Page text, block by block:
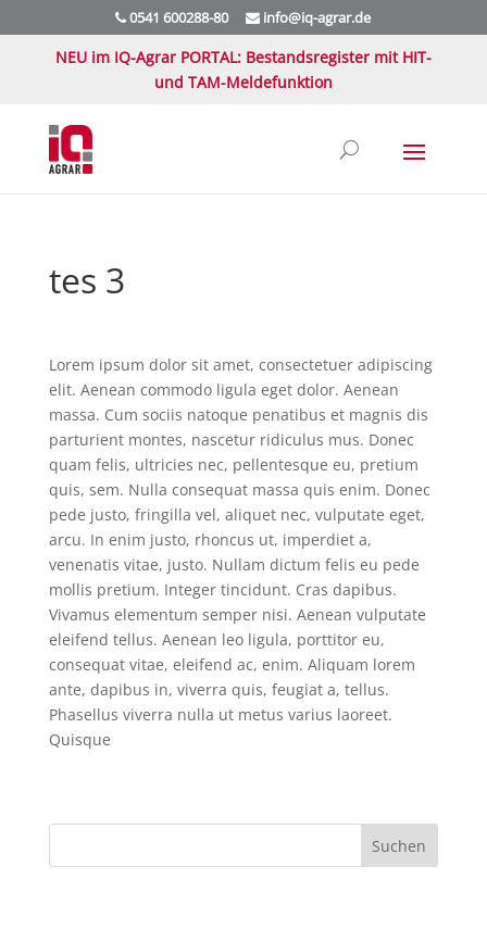
0541 600288-80 info@iq-agrar.de
NEU im IQ-Agrar PORTAL: Bestandsregister mit HIT-
und TAM-Meldefunktion
tes 3
Lorem ipsum dolor sit amet, consectetuer adipiscing
elit. Aenean commodo ligula eget dolor. Aenean
massa. Cum sociis natoque penatibus et magnis dis
parturient montes, nascetur ridiculus mus. Donec
quam felis, ultricies nec, pellentesque eu, pretium
quis, sem. Nulla consequat massa quis enim. Donec
pede justo, fringilla vel, aliquet nec, vulputate eget,
arcu. In enim justo, rhoncus ut, imperdiet a,
venenatis vitae, justo. Nullam dictum felis eu pede
mollis pretium. Integer tincidunt. Cras dapibus.
Vivamus elementum semper nisi. Aenean vulputate
eleifend tellus. Aenean leo ligula, porttitor eu,
consequat vitae, eleifend ac, enim. Aliquam lorem
ante, dapibus in, viverra quis, feugiat a, tellus.
Phasellus viverra nulla ut metus varius laoreet.
Quisque